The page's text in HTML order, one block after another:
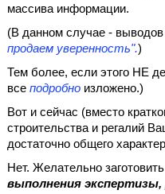
массива информации.
(В данном случае - выводов
продаем уверенность".)
Тем более, если этого НЕ
все подробно изложено.)
Вот и сейчас (вместо
строительства и регалий
достаточно общего
Нет. Желательно
выполнения экспертизы,